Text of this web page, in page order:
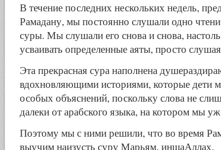
В течение последних нескольких недель,
Рамадану, мы постоянно слушали одно
суры. Мы слушали его снова и снова,
усваивать определенные аяты, просто
Эта прекрасная сура наполнена
вдохновляющими историями, которые дети
особых объяснений, поскольку слова не
далеки от арабского языка, на котором мы
Поэтому мы с ними решили, что во время
выучим наизусть суру Марьям, иншаАллах.